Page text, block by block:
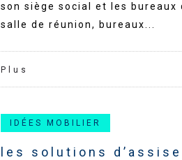
son siège social et les bureaux
salle de réunion, bureaux...
Plus
IDÉES MOBILIER
les solutions